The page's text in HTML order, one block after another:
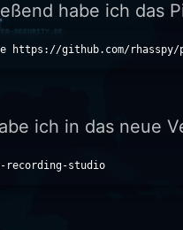
habe ich das
ich in das neue